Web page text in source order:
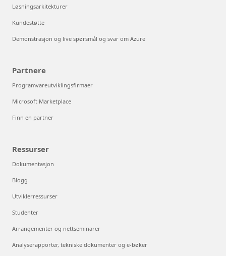
Løsningsarkitekturer
Kundestøtte
Demonstrasjon og live spørsmål og svar om Azure
Partnere
Programvareutviklingsfirmaer
Microsoft Marketplace
Finn en partner
Ressurser
Dokumentasjon
Blogg
Utviklerressurser
Studenter
Arrangementer og nettseminarer
Analyserapporter, tekniske dokumenter og e-bøker